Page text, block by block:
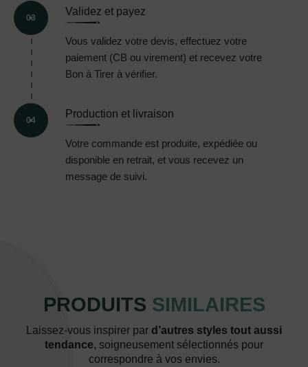
03
Validez et payez
Vous validez votre devis, effectuez votre
paiement (CB ou virement) et recevez votre
Bon à Tirer à vérifier.
04
Production et livraison
Votre commande est produite, expédiée ou
disponible en retrait, et vous recevez un
message de suivi.
PRODUITS SIMILAIRES
Laissez-vous inspirer par d’autres styles tout aussi
tendance, soigneusement sélectionnés pour
correspondre à vos envies.